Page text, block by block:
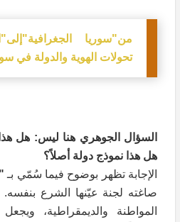
من"سوريا
تحولات الهوية والدولة في
السؤال الجوهري هنا ليس: هل
هل هذا نموذج دولة أصلاً؟
الإجابة تظهر بوضوح فيما سُمّي بـ
صاغته لجنة عيّنها الشرع
المواطنة والديمقراطية،